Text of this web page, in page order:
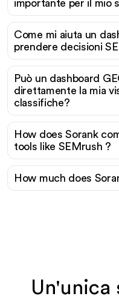
importante per il mio
Come mi aiuta un
prendere decisioni
Può un dashboard
direttamente la mia
classifiche?
How does Sorank
tools like SEMrush ?
How much does
Un'unica